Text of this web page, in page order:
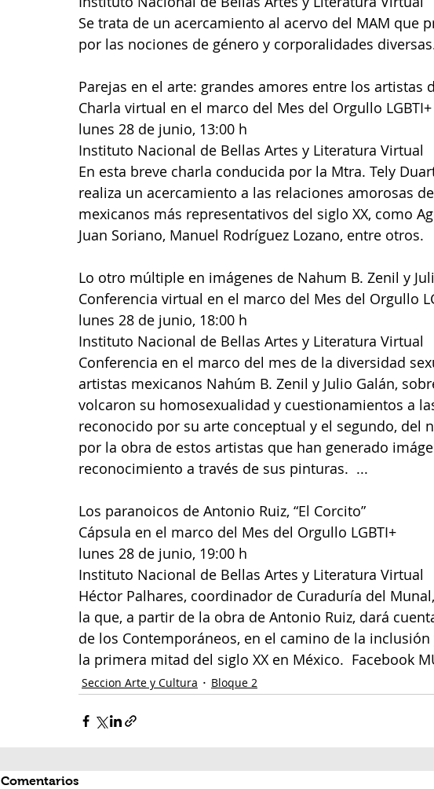
Se trata de un acercamiento al acervo del MAM que
por las nociones de género y corporalidades
Parejas en el arte: grandes amores entre los artistas
Charla virtual en el marco del Mes del Orgullo LGBTI+
lunes 28 de junio, 13:00 h
Instituto Nacional de Bellas Artes y Literatura Virtual
En esta breve charla conducida por la Mtra. Tely
realiza un acercamiento a las relaciones amorosas
mexicanos más representativos del siglo XX, como
Juan Soriano, Manuel Rodríguez Lozano, entre otros.
Lo otro múltiple en imágenes de Nahum B. Zenil y
Conferencia virtual en el marco del Mes del Orgullo
lunes 28 de junio, 18:00 h
Instituto Nacional de Bellas Artes y Literatura Virtual
Conferencia en el marco del mes de la diversidad
artistas mexicanos Nahúm B. Zenil y Julio Galán,
volcaron su homosexualidad y cuestionamientos a
reconocido por su arte conceptual y el segundo, del
por la obra de estos artistas que han generado
reconocimiento a través de sus pinturas.  ...
Los paranoicos de Antonio Ruiz, “El Corcito”
Cápsula en el marco del Mes del Orgullo LGBTI+
lunes 28 de junio, 19:00 h
Instituto Nacional de Bellas Artes y Literatura Virtual
Héctor Palhares, coordinador de Curaduría del
la que, a partir de la obra de Antonio Ruiz, dará
de los Contemporáneos, en el camino de la
la primera mitad del siglo XX en México.  Facebook
Seccion Arte y Cultura Bloque 2
Comentarios